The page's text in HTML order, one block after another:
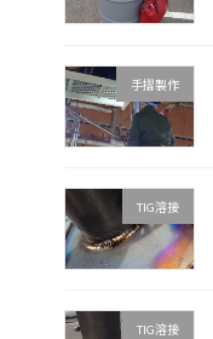
手摺製作
TIG溶接
TIG溶接